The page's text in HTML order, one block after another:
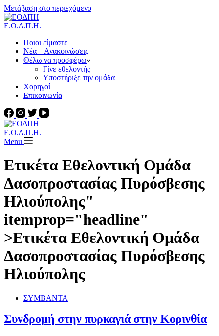
Μετάβαση στο περιεχόμενο
Ε.Ο.Δ.Π.Η.
Ποιοι είμαστε
Νέα – Ανακοινώσεις
Θέλω να προσφέρω
Γίνε εθελοντής
Υποστήριξε την ομάδα
Χορηγοί
Επικοινωνία
Ε.Ο.Δ.Π.Η.
Menu
Ετικέτα Εθελοντική Ομάδα
Δασοπροστασίας Πυρόσβεσης
Ηλιούπολης"
itemprop="headline"
>Ετικέτα Εθελοντική Ομάδα
Δασοπροστασίας Πυρόσβεσης
Ηλιούπολης
ΣΥΜΒΑΝΤΑ
Συνδρομή στην πυρκαγιά στην Κορινθία